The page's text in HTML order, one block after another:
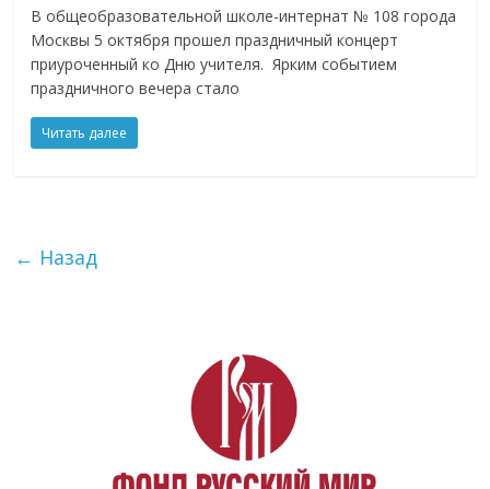
В общеобразовательной школе-интернат № 108 города
Москвы 5 октября прошел праздничный концерт
приуроченный ко Дню учителя. Ярким событием
праздничного вечера стало
Читать далее
← Назад